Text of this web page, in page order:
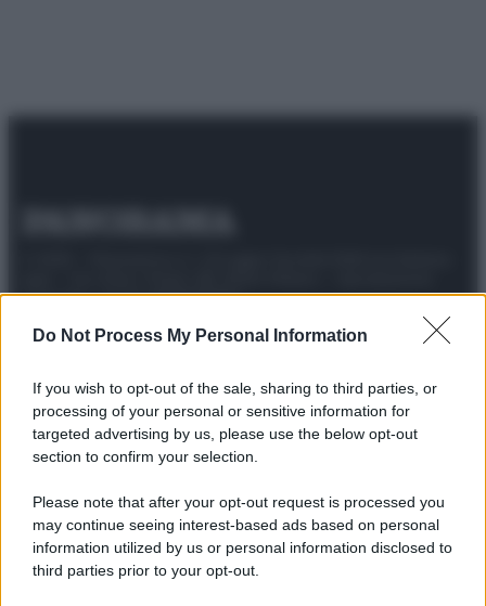
Do Not Process My Personal Information
If you wish to opt-out of the sale, sharing to third parties, or
processing of your personal or sensitive information for
targeted advertising by us, please use the below opt-out
section to confirm your selection.
Please note that after your opt-out request is processed you
may continue seeing interest-based ads based on personal
information utilized by us or personal information disclosed to
third parties prior to your opt-out.
riservata – P.IVA 10518230965
Attualità Lifestyle ModaVideoPodcastAbbonati
Preferenze PrivacyPrivacy Policy